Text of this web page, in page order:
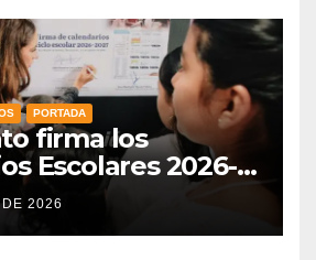
PORTADA
firma los
Escolares 2026-
el 31 de agosto
el 8 de
2026